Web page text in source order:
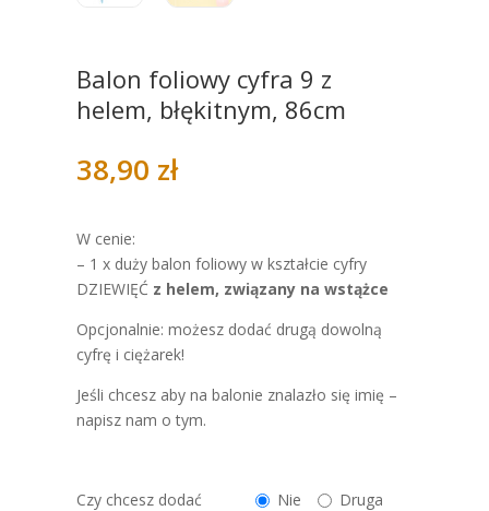
Balon foliowy cyfra 9 z
helem, błękitnym, 86cm
38,90 zł
W cenie:
– 1 x duży balon foliowy w kształcie cyfry
DZIEWIĘĆ z helem, związany na wstążce
Opcjonalnie: możesz dodać drugą dowolną
cyfrę i ciężarek!
Jeśli chcesz aby na balonie znalazło się imię –
napisz nam o tym.
Czy chcesz dodać
Nie
Druga